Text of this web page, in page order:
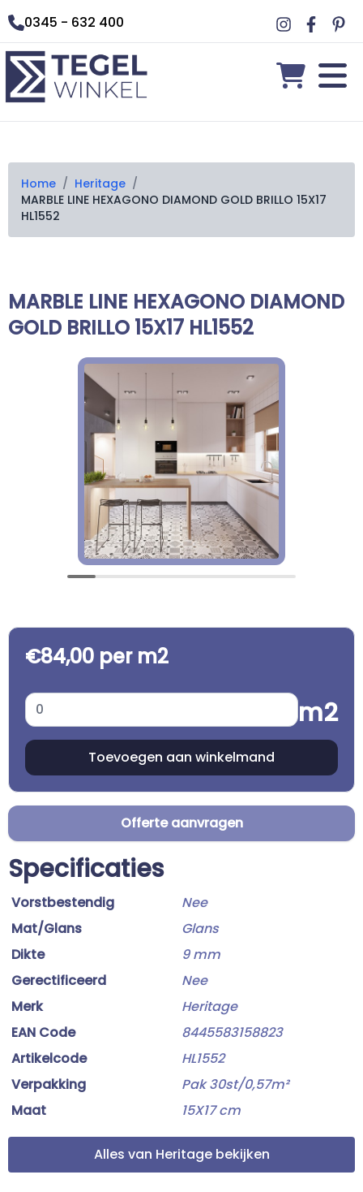
0345 - 632 400
Home / Heritage /
MARBLE LINE HEXAGONO DIAMOND GOLD BRILLO 15X17
HL1552
MARBLE LINE HEXAGONO DIAMOND
GOLD BRILLO 15X17 HL1552
€84,00 per m2
m2
Offerte aanvragen
Specificaties
Vorstbestendig
Nee
Mat/Glans
Glans
Dikte
9 mm
Gerectificeerd
Nee
Merk
Heritage
EAN Code
8445583158823
Artikelcode
HL1552
Verpakking
Pak 30st/0,57m²
Maat
15X17 cm
Alles van Heritage bekijken